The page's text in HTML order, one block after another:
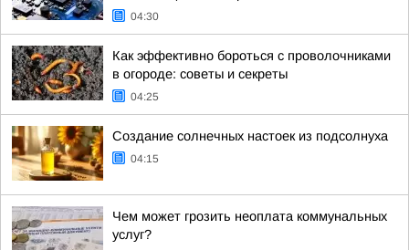
04:30
Как эффективно бороться с проволочниками
в огороде: советы и секреты
04:25
Создание солнечных настоек из подсолнуха
04:15
Чем может грозить неоплата коммунальных
услуг?